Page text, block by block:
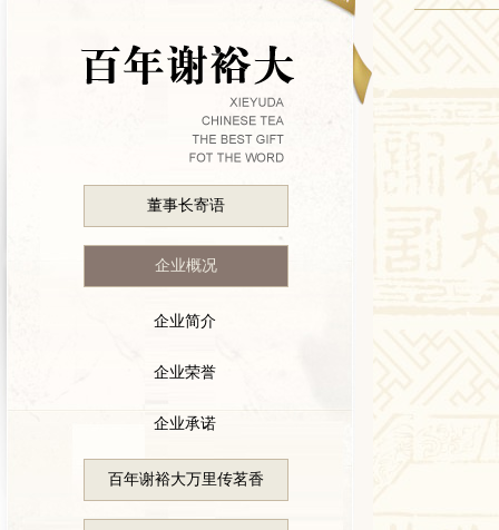
董事长寄语
企业概况
企业简介
企业荣誉
企业承诺
百年谢裕大万里传茗香